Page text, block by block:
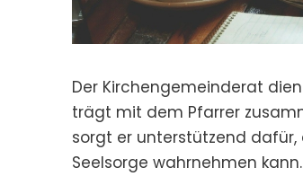
Der Kirchengemeinderat
trägt mit dem Pfarrer
sorgt er unterstützend
Seelsorge wahrnehmen kann.